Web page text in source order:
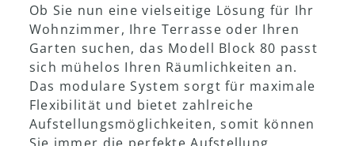
Ob Sie nun eine vielseitige Lösung für Ihr
Wohnzimmer, Ihre Terrasse oder Ihren
Garten suchen, das Modell Block 80 passt
sich mühelos Ihren Räumlichkeiten an.
Das modulare System sorgt für maximale
Flexibilität und bietet zahlreiche
Aufstellungsmöglichkeiten, somit können